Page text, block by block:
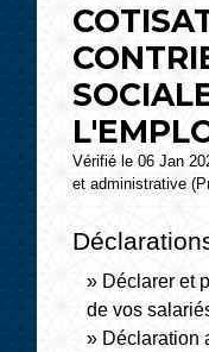
Vérifié le 06 Jan
et administrative
Déclarer et
de vos
Déclaration